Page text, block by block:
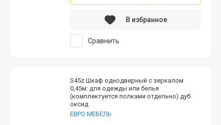
Сравнить
В избранное
S45z Шкаф однодверный с зеркалом
0,45м: для одежды или белья
(комплектуется полками отдельно) дуб
оксид
ЕВРО МЕБЕЛЬ